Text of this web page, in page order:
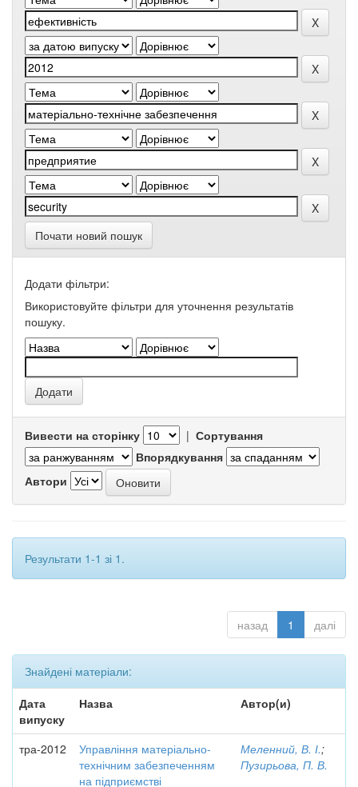
Почати новий пошук
Додати фільтри:
Використовуйте фільтри для уточнення результатів
пошуку.
Вивести на сторінку | Сортування
Впорядкування
Автори
Результати 1-1 зі 1.
назад 1 далі
Знайдені матеріали:
Дата
випуску
Назва Автор(и)
тра-2012
Управління матеріально-
технічним забезпеченням
на підприємстві
Меленний, В. І.;
Пузирьова, П. В.